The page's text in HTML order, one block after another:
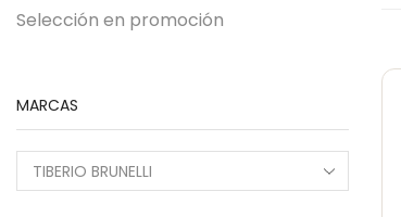
Selección en promoción
MARCAS